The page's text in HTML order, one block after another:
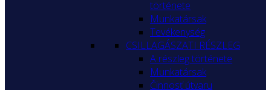
története
Munkatársak
Tevékenység
CSILLAGÁSZATI RÉSZLEG
A részleg története
Munkatársak
Činnosť útvaru